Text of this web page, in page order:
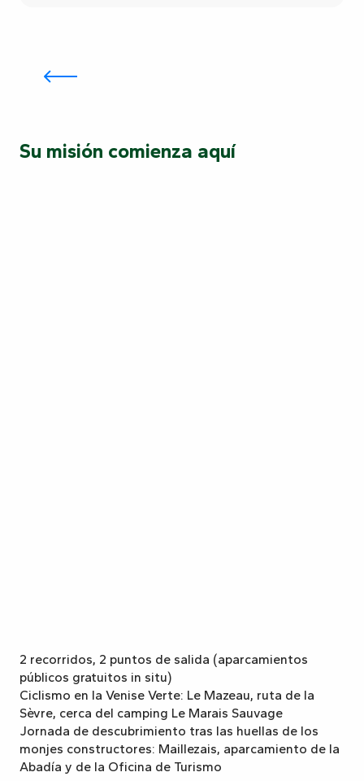
Mazeau
Su misión comienza aquí
2 recorridos, 2 puntos de salida (aparcamientos
públicos gratuitos in situ)
Ciclismo en la Venise Verte: Le Mazeau, ruta de la
Sèvre, cerca del camping Le Marais Sauvage
Jornada de descubrimiento tras las huellas de los
monjes constructores: Maillezais, aparcamiento de la
Abadía y de la Oficina de Turismo